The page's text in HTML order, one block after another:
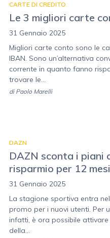
CARTE DI CREDITO
Le 3 migliori carte
31 Gennaio 2025
Migliori carte conto sono le
IBAN. Sono un’alternativa
corrente in quanto fanno
trovare le...
di Paolo Marelli
DAZN
DAZN sconta i piani
risparmio per 12
31 Gennaio 2025
La stagione sportiva entra
promo per i nuovi utenti. Per
infatti, è ora possibile
della...